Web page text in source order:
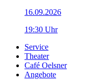
16.09.2026
19:30 Uhr
Service
Theater
Café Oelsner
Angebote